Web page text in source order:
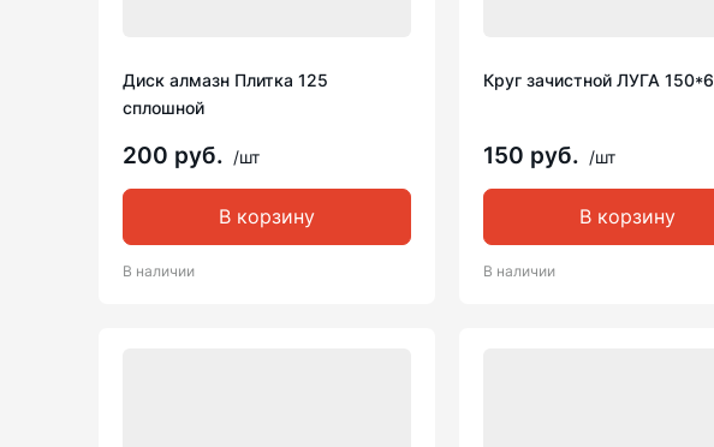
Диск алмазн Плитка 125
сплошной
200 руб. /шт
В корзину
В наличии
Круг зачистной ЛУГА 150*6
150 руб. /шт
В корзину
В наличии